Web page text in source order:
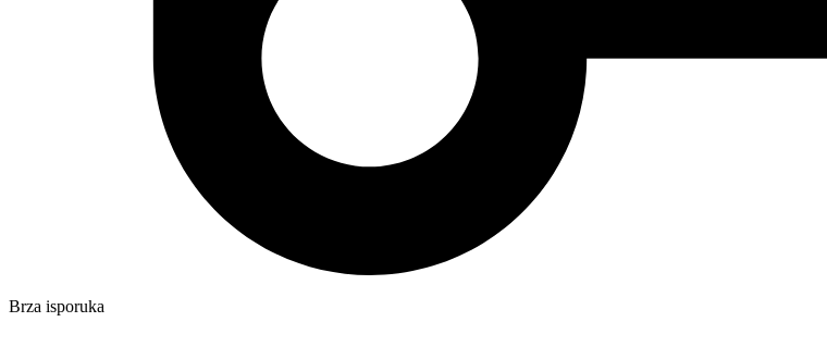
Brza isporuka